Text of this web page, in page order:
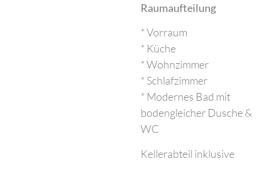
Raumaufteilung
* Vorraum
* Küche
* Wohnzimmer
* Schlafzimmer
* Modernes Bad mit
bodengleicher Dusche &
WC
Kellerabteil inklusive